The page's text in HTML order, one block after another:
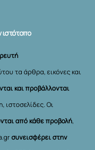
ιστότοπο
τα άρθρα, εικόνες και
και προβάλλονται
ιστοσελίδες. Οι
από κάθε προβολή,
συνεισφέρει στην